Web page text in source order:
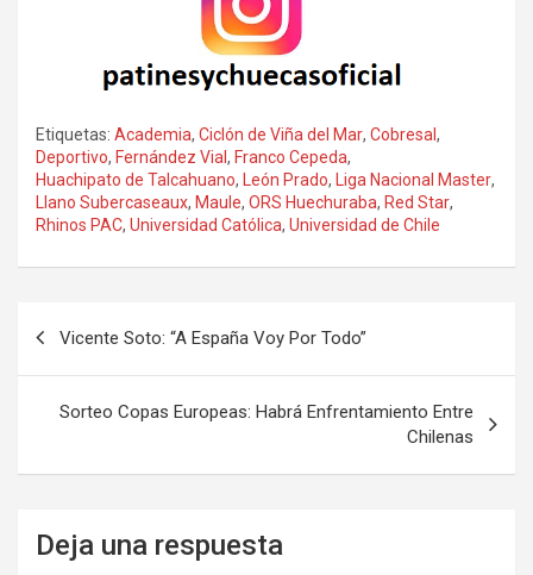
Etiquetas: Academia, Ciclón de Viña del Mar, Cobresal ,
Deportivo, Fernández Vial , Franco Cepeda,
Huachipato de Talcahuano, León Prado, Liga Nacional Master,
Llano Subercaseaux, Maule, ORS Huechuraba, Red Star,
Rhinos PAC, Universidad Católica, Universidad de Chile
Vicente Soto: “A España Voy Por Todo”
Sorteo Copas Europeas: Habrá Enfrentamiento Entre
Chilenas
Deja una respuesta